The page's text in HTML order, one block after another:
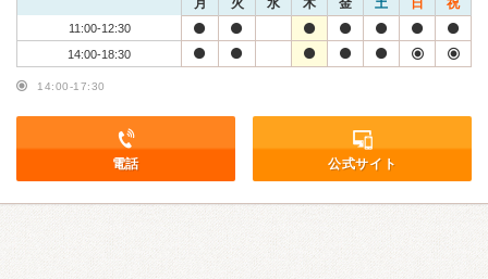
月 火 水 木 金 土 日 祝
11:00-12:30
14:00-18:30
14:00-17:30
電話 公式サイト